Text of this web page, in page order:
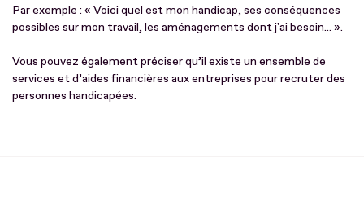
Par exemple : « Voici quel est mon handicap, ses conséquences
possibles sur mon travail, les aménagements dont j'ai besoin... ».
Vous pouvez également préciser qu’il existe un ensemble de
services et d’aides financières aux entreprises pour recruter des
personnes handicapées.